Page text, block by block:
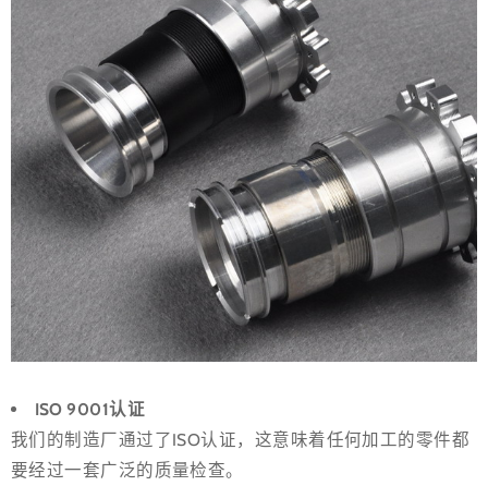
ISO 9001认证
我们的制造厂通过了ISO认证，这意味着任何加工的零件都
要经过一套广泛的质量检查。